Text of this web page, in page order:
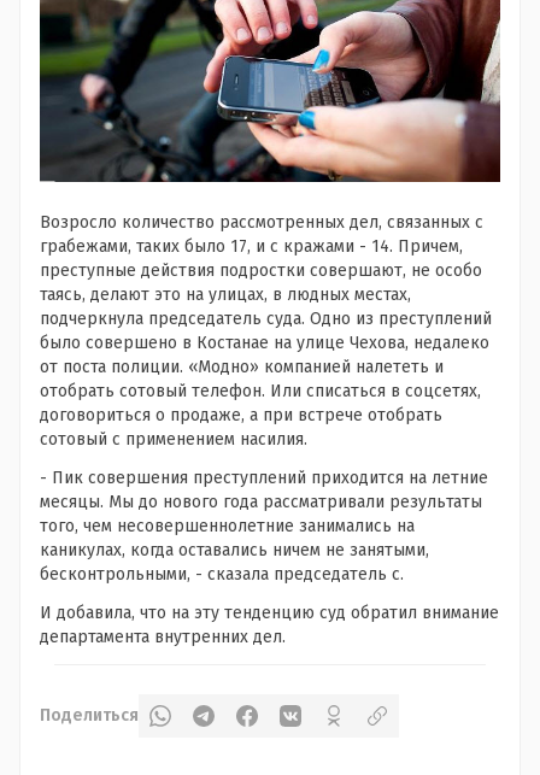
Возросло количество рассмотренных дел, связанных с
грабежами, таких было 17, и с кражами - 14. Причем,
преступные действия подростки совершают, не особо
таясь, делают это на улицах, в людных местах,
подчеркнула председатель суда. Одно из преступлений
было совершено в Костанае на улице Чехова, недалеко
от поста полиции. «Модно» компанией налететь и
отобрать сотовый телефон. Или списаться в соцсетях,
договориться о продаже, а при встрече отобрать
сотовый с применением насилия.
- Пик совершения преступлений приходится на летние
месяцы. Мы до нового года рассматривали результаты
того, чем несовершеннолетние занимались на
каникулах, когда оставались ничем не занятыми,
бесконтрольными, - сказала председатель с.
И добавила, что на эту тенденцию суд обратил внимание
департамента внутренних дел.
Поделиться